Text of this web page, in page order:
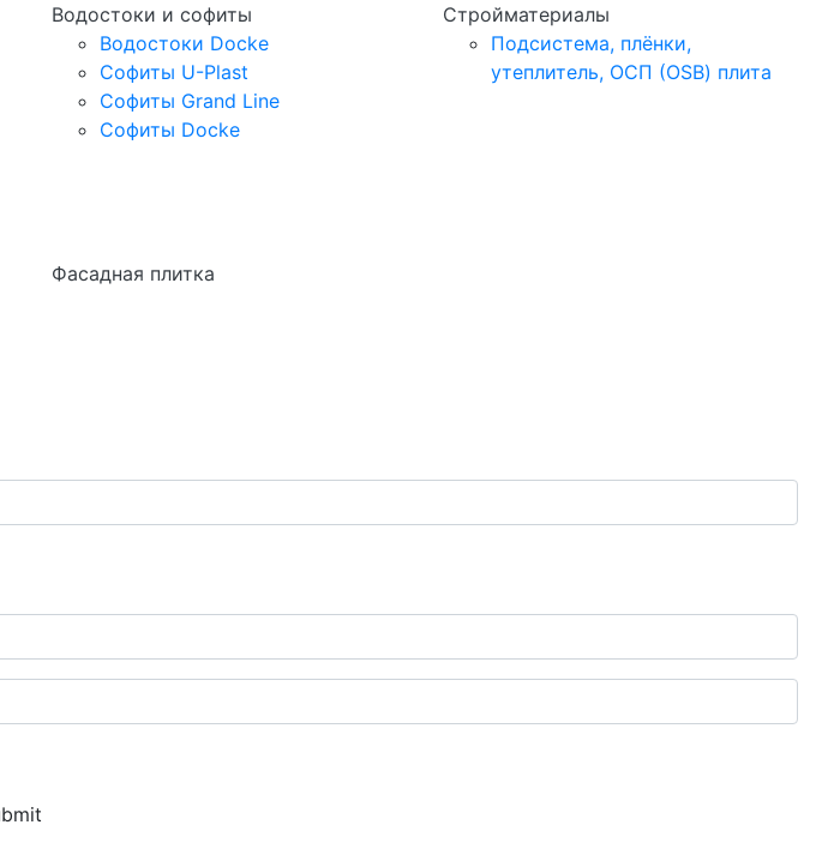
Водостоки и софиты
Водостоки Docke
Софиты U-Plast
Софиты Grand Line
Софиты Docke
Стройматериалы
Подсистема, плёнки,
утеплитель, ОСП (OSB) плита
Фасадная плитка